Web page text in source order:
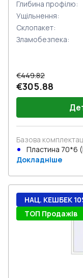
Глибина профілю:
Ущільнення:
Склопакет:
Зламобезпека:
€449.82
€305.88
Базова
Пластина 70*6
Докладніше
НАЦ. КЕШБЕК
ТОП Продажів